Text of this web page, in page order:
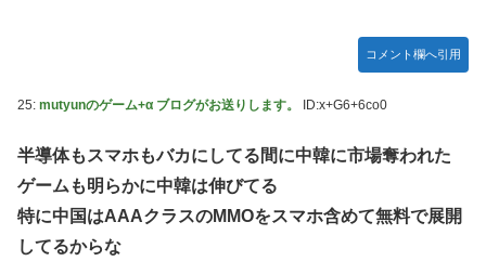
コメント欄へ引用
25: mutyunのゲーム+α ブログがお送りします。 ID:x+G6+6co0
半導体もスマホもバカにしてる間に中韓に市場奪われた
ゲームも明らかに中韓は伸びてる
特に中国はAAAクラスのMMOをスマホ含めて無料で展開
してるからな